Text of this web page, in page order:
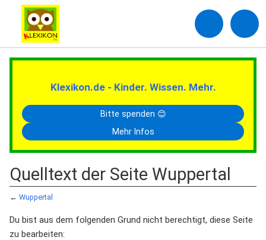
Klexikon.de - Kinder. Wissen. Mehr.
Bitte spenden 😊
Mehr Infos
Quelltext der Seite Wuppertal
← Wuppertal
Du bist aus dem folgenden Grund nicht berechtigt, diese Seite
zu bearbeiten: